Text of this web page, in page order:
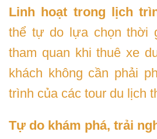
Linh hoạt trong lịch
thể tự do lựa chọn thời
tham quan khi thuê xe
khách không cần phải
trình của các tour du lịch
Tự do khám phá, trải